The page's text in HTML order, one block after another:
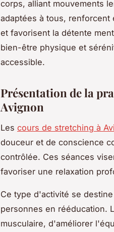
corps, alliant mouvements
adaptées à tous, renforcent
et favorisent la détente
bien-être physique et
accessible.
Présentation de la
Avignon
Les cours de stretching à
douceur et de conscience
contrôlée. Ces séances
favoriser une relaxation
Ce type d'activité se
personnes en rééducation.
musculaire, d'améliorer